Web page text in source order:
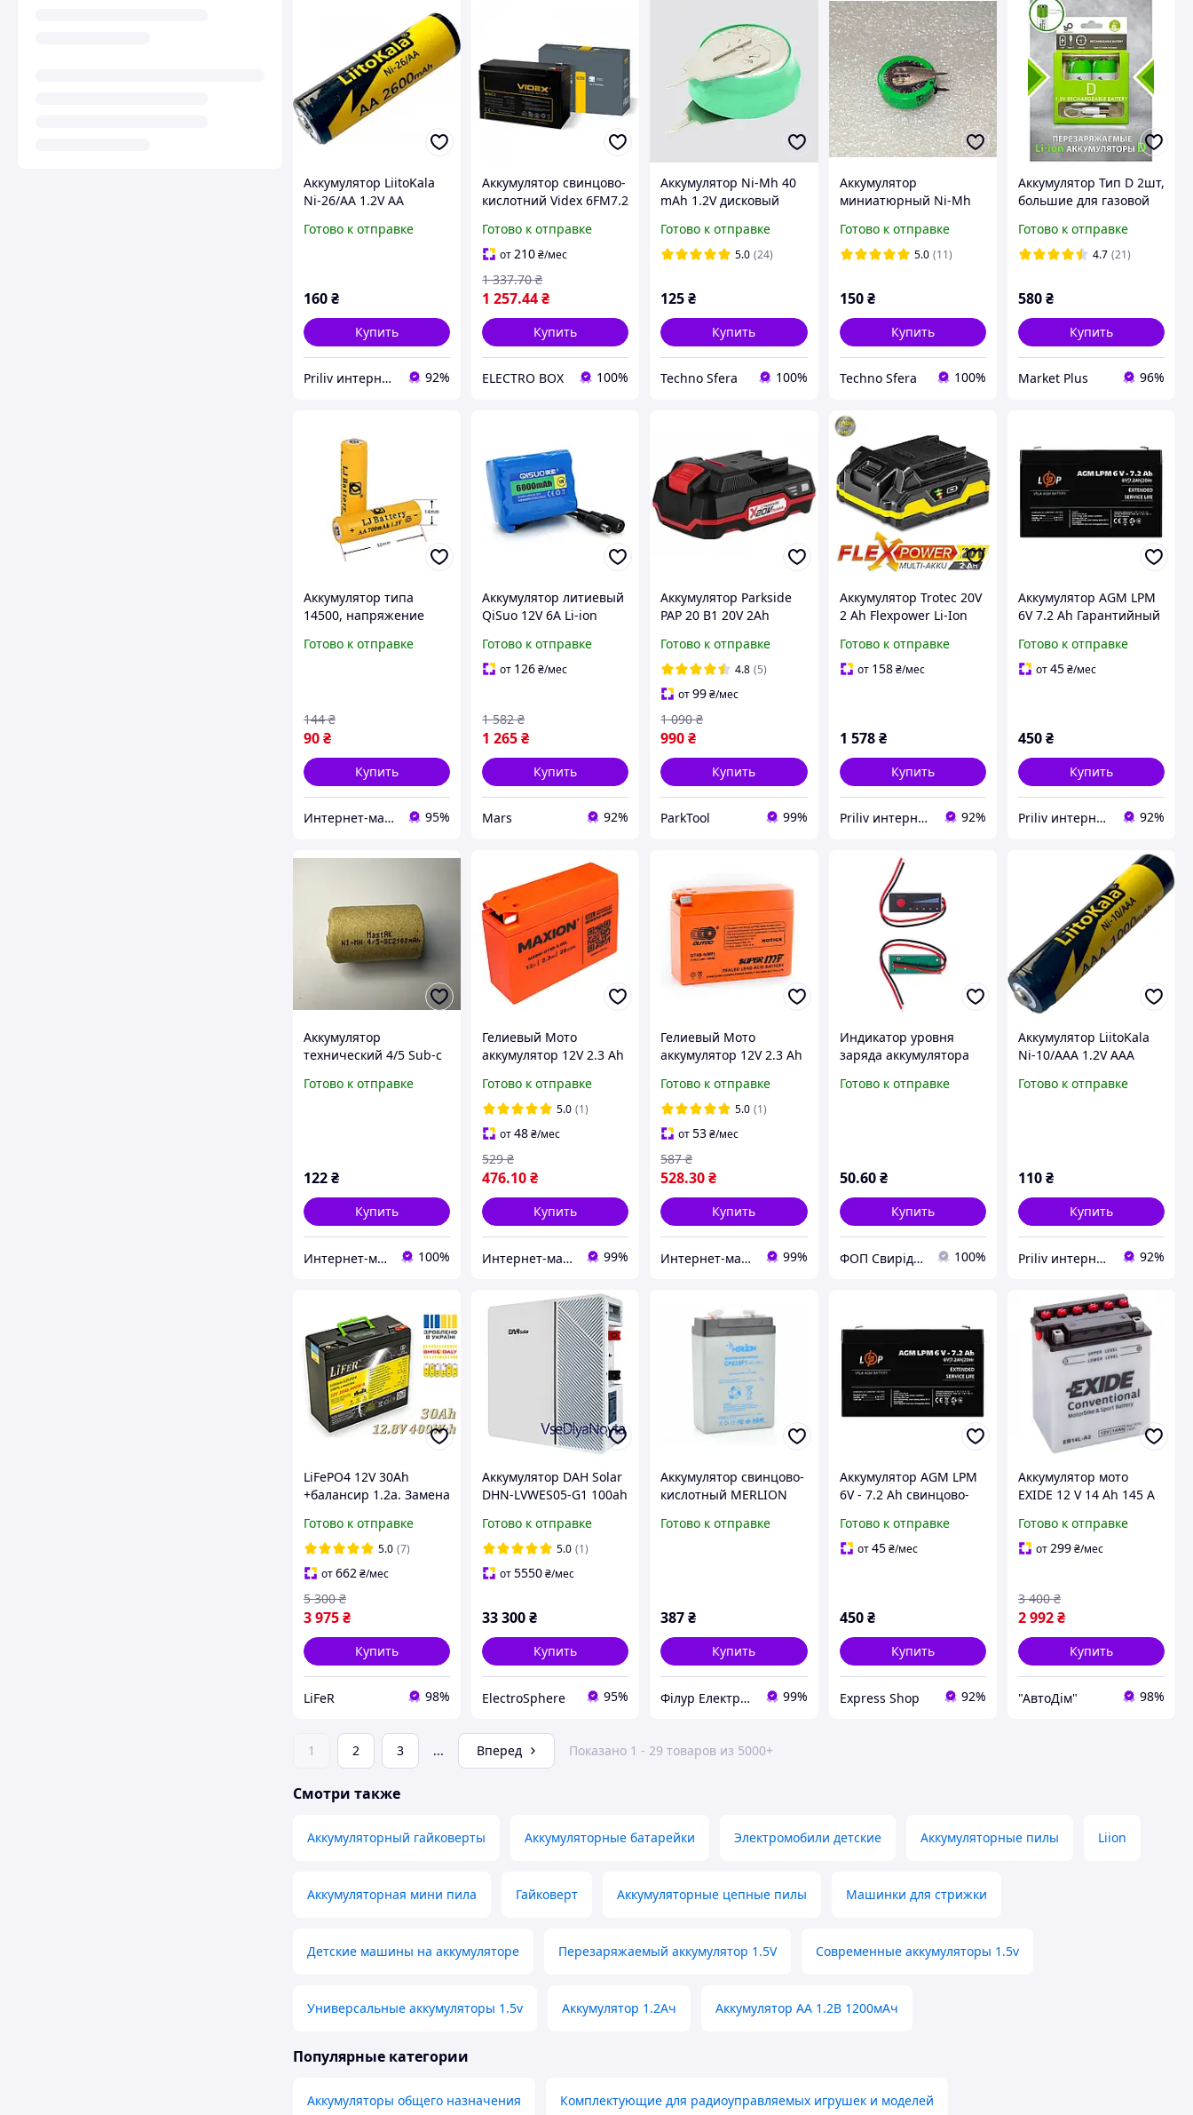
Аккумулятор LiitoKala
Ni-26/AA 1.2V AA
26/AA) с низким
Готово к отправке
160₴
Купить
Priliv интернет-магазин 92%
Аккумулятор свинцово-
кислотний Videx 6FM7.2
Готово к отправке
от210₴/мес
1 257.44₴
1 337.70 ₴
Купить
ELECTRO BOX 100%
Аккумулятор Ni-Mh 40
mAh 1.2V дисковый
Готово к отправке
5.0 (24)
125₴
Купить
Techno Sfera 100%
Аккумулятор
миниатюрный Ni-Mh
Готово к отправке
5.0 (11)
150 ₴
Купить
Techno Sfera 100%
Аккумулятор Тип D 2шт,
большие для газовой
емкость 12000 mWh
1.5V Перезаряжаемая
Готово к отправке
4.7 (21)
580₴
Купить
Market Plus 96%
Аккумулятор типа
14500, напряжение
(2шт)
Готово к отправке
90₴
144 ₴
Купить
Интернет-магазин "VINT" 95%
Аккумулятор литиевый
QiSuo 12V 6A Li-ion
55x41x67mm fresh
Готово к отправке
от 126₴/мес
1 265₴
1 582 ₴
Купить
Mars 92%
Аккумулятор Parkside
PAP 20 B1 20V 2Ah
Готово к отправке
4.8 (5)
от99₴/мес
990₴
1 090 ₴
Купить
ParkTool 99%
Аккумулятор Trotec 20V
2 Ah Flexpower Li-Ion
вес 0.422кг
Готово к отправке
от 158 ₴/мес
1 578 ₴
Купить
Priliv интернет-магазин 92%
Аккумулятор AGM LPM
6V 7.2 Ah Гарантийный
0.72 А Наработка 400
циклов
Готово к отправке
от45₴/мес
450₴
Купить
Priliv интернет-магазин 92%
Аккумулятор
технический 4/5 Sub-c
MastAK
Готово к отправке
122₴
Купить
Интернет-магазин "AccuMarket" 100%
Гелиевый Мото
аккумулятор 12V 2.3 Ah
для скутера GT4B-5
Готово к отправке
5.0 (1)
от48₴/мес
476.10₴
529 ₴
Купить
Интернет-магазин "doitshop" 99%
Гелиевый Мото
аккумулятор 12V 2.3 Ah
для скутера GT4B-5
Готово к отправке
5.0 (1)
от53₴/мес
528.30₴
587 ₴
Купить
Интернет-магазин "doitshop" 99%
Индикатор уровня
заряда аккумулятора
аккумуляторов
Готово к отправке
50.60 ₴
Купить
ФОП Свирідов Юрій Іванович 100%
Аккумулятор LiitoKala
Ni-10/AAA 1.2V AAA
низкосамозарядный
Готово к отправке
110₴
Купить
Priliv интернет-магазин 92%
LiFePO4 12V 30Ah
+балансир 1.2а. Замена
вольт 18ампер для
скутера.
Готово к отправке
5.0 (7)
от662₴/мес
3 975₴
5 300 ₴
Купить
LiFeR 98%
Аккумулятор DAH Solar
DHN-LVWES05-G1 100ah
Готово к отправке
5.0 (1)
от5550₴/мес
33 300₴
Купить
ElectroSphere 95%
Аккумулятор свинцово-
кислотный MERLION
Готово к отправке
387₴
Купить
Філур Електрик ЛТД 99%
Аккумулятор AGM LPM
6V - 7.2 Ah свинцово-
мм длина 151 мм
высота 94 мм вес 1.07
Готово к отправке
от45 ₴/мес
450 ₴
Купить
Express Shop 92%
Аккумулятор мото
EXIDE 12 V 14 Ah 145 A
(EB14L-A2 / YB14L-A2)
Готово к отправке
от299₴/мес
2 992₴
3 400 ₴
Купить
"АвтоДім" 98%
1 2 3 ... Вперед Показано 1 - 29 товаров из 5000+
Смотри также
Аккумуляторный гайковерты Аккумуляторные батарейки Электромобили детские Аккумуляторные пилы Liion
Аккумуляторная мини пила Гайковерт Аккумуляторные цепные пилы Машинки для стрижки
Детские машины на аккумуляторе Перезаряжаемый аккумулятор 1.5V Современные аккумуляторы 1.5v
Универсальные аккумуляторы 1.5v Аккумулятор 1.2Ач Аккумулятор AA 1.2В 1200мАч
Популярные категории
Аккумуляторы общего назначения Комплектующие для радиоуправляемых игрушек и моделей